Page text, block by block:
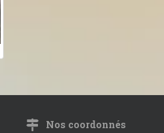
Nos coordonnés